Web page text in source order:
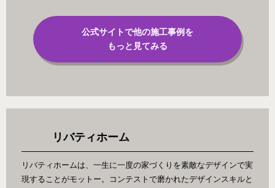
公式サイトで他の施工事例を
もっと見てみる
リバティホーム
リバティホームは、一生に一度の家づくりを素敵なデザインで実
現することがモットー。コンテストで磨かれたデザインスキルと